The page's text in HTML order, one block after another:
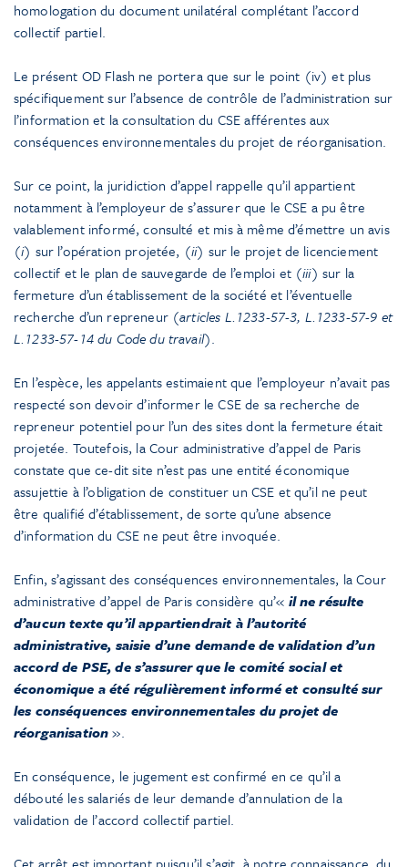
homologation du document unilatéral complétant l’accord
collectif partiel.
Le présent OD Flash ne portera que sur le point (iv) et plus
spécifiquement sur l’absence de contrôle de l’administration sur
l’information et la consultation du CSE afférentes aux
conséquences environnementales du projet de réorganisation.
Sur ce point, la juridiction d’appel rappelle qu’il appartient
notamment à l’employeur de s’assurer que le CSE a pu être
valablement informé, consulté et mis à même d’émettre un avis
(i) sur l’opération projetée, (ii) sur le projet de licenciement
collectif et le plan de sauvegarde de l’emploi et (iii) sur la
fermeture d’un établissement de la société et l’éventuelle
recherche d’un repreneur (articles L.1233-57-3, L.1233-57-9 et
L.1233-57-14 du Code du travail).
En l’espèce, les appelants estimaient que l’employeur n’avait pas
respecté son devoir d’informer le CSE de sa recherche de
repreneur potentiel pour l’un des sites dont la fermeture était
projetée. Toutefois, la Cour administrative d’appel de Paris
constate que ce-dit site n’est pas une entité économique
assujettie à l’obligation de constituer un CSE et qu’il ne peut
être qualifié d’établissement, de sorte qu’une absence
d’information du CSE ne peut être invoquée.
Enfin, s’agissant des conséquences environnementales, la Cour
administrative d’appel de Paris considère qu’« il ne résulte
d’aucun texte qu’il appartiendrait à l’autorité
administrative, saisie d’une demande de validation d’un
accord de PSE, de s’assurer que le comité social et
économique a été régulièrement informé et consulté sur
les conséquences environnementales du projet de
réorganisation».
En conséquence, le jugement est confirmé en ce qu’il a
débouté les salariés de leur demande d’annulation de la
validation de l’accord collectif partiel.
Cet arrêt est important puisqu’il s’agit, à notre connaissance, du